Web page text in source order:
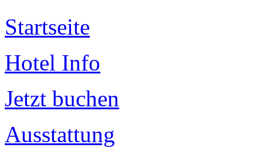
Startseite
Hotel Info
Jetzt buchen
Ausstattung